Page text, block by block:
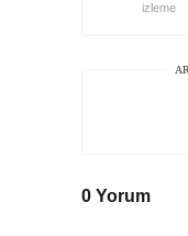
izleme
0 Yorum